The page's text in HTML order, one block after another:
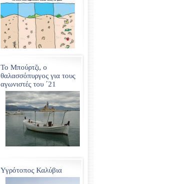
Το Μπούρτζι, ο
θαλασσόπυργος για τους
αγωνιστές του ΄21
Υγρότοπος Καλύβια